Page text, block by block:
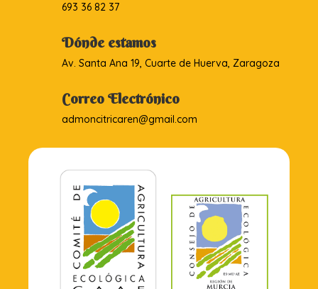
693 36 82 37
Dónde estamos
Av. Santa Ana 19, Cuarte de Huerva, Zaragoza
Correo Electrónico
admoncitricaren@gmail.com